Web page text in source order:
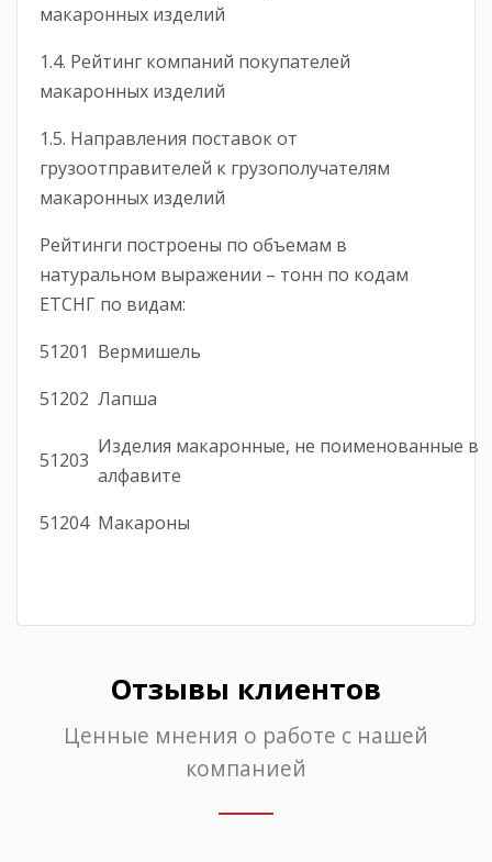
макаронных изделий
1.4. Рейтинг компаний покупателей
макаронных изделий
1.5. Направления поставок от
грузоотправителей к грузополучателям
макаронных изделий
Рейтинги построены по объемам в
натуральном выражении – тонн по кодам
ЕТСНГ по видам:
51201 Вермишель
51202 Лапша
51203
Изделия макаронные, не поименованные в
алфавите
51204 Макароны
Отзывы клиентов
Ценные мнения о работе с нашей
компанией